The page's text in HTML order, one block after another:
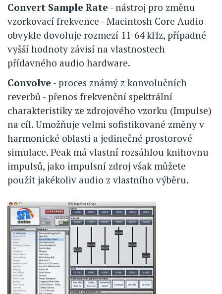
Convert Sample Rate - nástroj pro změnu
vzorkovací frekvence - Macintosh Core Audio
obvykle dovoluje rozmezí 11-64 kHz, případné
vyšší hodnoty závisí na vlastnostech
přídavného audio hardware.
Convolve - proces známý z konvolučních
reverbů - přenos frekvenční spektrální
charakteristiky ze zdrojového vzorku (Impulse)
na cíl. Umožňuje velmi sofistikované změny v
harmonické oblasti a jedinečné prostorové
simulace. Peak má vlastní rozsáhlou knihovnu
impulsů, jako impulsní zdroj však můžete
použít jakékoliv audio z vlastního výběru.